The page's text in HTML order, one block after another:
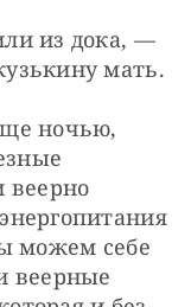
из дока, —
мать.
ночью,
веерно
можем себе
веерные